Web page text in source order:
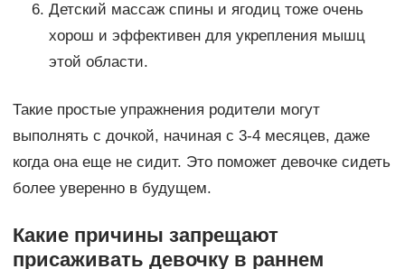
Детский массаж спины и ягодиц тоже очень
хорош и эффективен для укрепления мышц
этой области.
Такие простые упражнения родители могут
выполнять с дочкой, начиная с 3-4 месяцев, даже
когда она еще не сидит. Это поможет девочке сидеть
более уверенно в будущем.
Какие причины запрещают
присаживать девочку в раннем